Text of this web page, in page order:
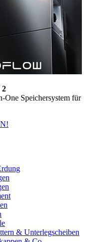
2
One Speichersystem für
& Unterlegscheiben